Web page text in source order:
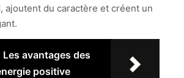
ajoutent du caractère et créent un
Les avantages des
positive